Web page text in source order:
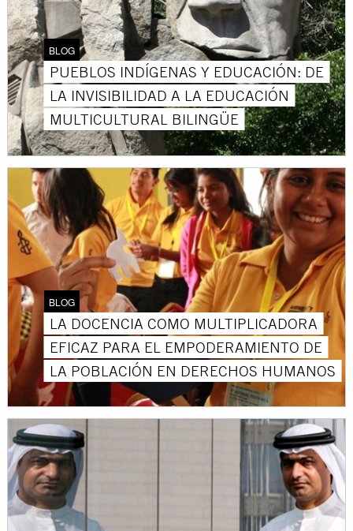
BLOG
PUEBLOS INDÍGENAS Y EDUCACIÓN: DE
LA INVISIBILIDAD A LA EDUCACIÓN
MULTICULTURAL BILINGÜE
BLOG
LA DOCENCIA COMO MULTIPLICADORA
EFICAZ PARA EL EMPODERAMIENTO DE
LA POBLACIÓN EN DERECHOS HUMANOS